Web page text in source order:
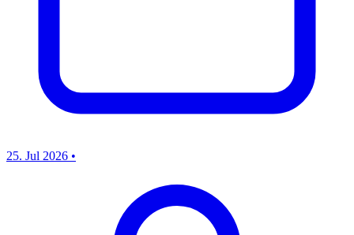
25. Jul 2026 •